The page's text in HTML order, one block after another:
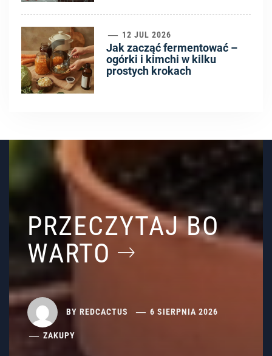
6 12 JUL 2026
Jak zacząć fermentować –
ogórki i kimchi w kilku
prostych krokach
PRZECZYTAJ BO
WARTO
BY REDCACTUS 6 SIERPNIA 2026
ZAKUPY